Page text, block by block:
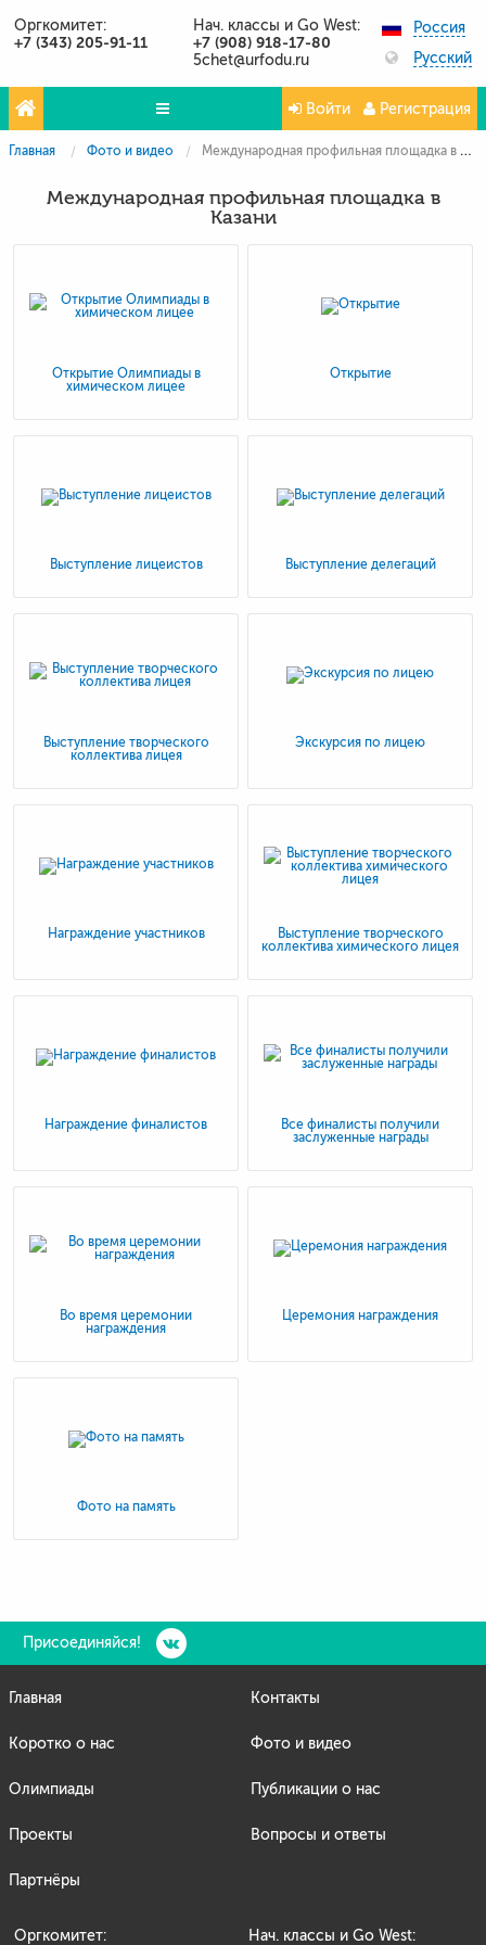
Оргкомитет: Нач. классы и Go West:
+7 (343) 205-91-11 +7 (908) 918-17-80
5chet@urfodu.ru
Россия
Русский
Олимпиады
Проекты
Публикации о нас
Войти Регистрация
Главная Фото и видео Международная профильная площадка в Казани
Международная профильная площадка в
Казани
Открытие Олимпиады в
химическом лицее
Открытие
Выступление лицеистов Выступление делегаций
Выступление творческого
коллектива лицея
Экскурсия по лицею
Награждение участников
Выступление творческого
коллектива химического лицея
Награждение финалистов
Все финалисты получили
заслуженные награды
Во время церемонии
награждения
Церемония награждения
Фото на память
Присоединяйся!
Главная
Коротко о нас
Олимпиады
Проекты
Партнёры
Контакты
Фото и видео
Публикации о нас
Вопросы и ответы
Оргкомитет: Нач. классы и Go West: